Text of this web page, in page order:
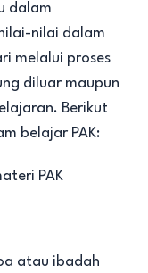
dalam
nilai dalam
melalui proses
diluar maupun
Berikut
belajar PAK:
PAK
atau ibadah